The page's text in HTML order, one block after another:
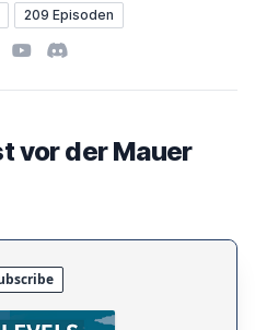
209 Episoden
YouTubeDiscord
vor der Mauer